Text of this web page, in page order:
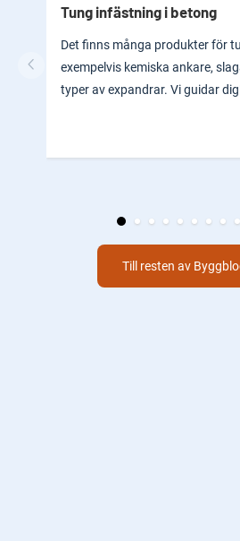
Tung infästning i betong
Det finns många produkter för
exempelvis kemiska ankare,
typer av expandrar. Vi guidar
Till resten av